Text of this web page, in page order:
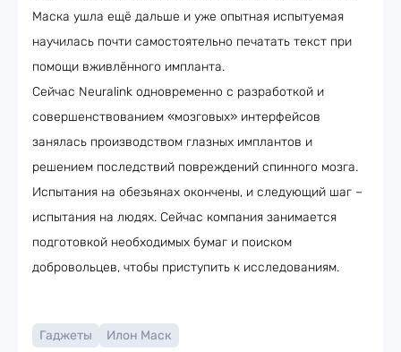
Маска ушла ещё дальше и уже опытная испытуемая
научилась почти самостоятельно печатать текст при
помощи вживлённого импланта.
Сейчас Neuralink одновременно с разработкой и
совершенствованием «мозговых» интерфейсов
занялась производством глазных имплантов и
решением последствий повреждений спинного мозга.
Испытания на обезьянах окончены, и следующий шаг –
испытания на людях. Сейчас компания занимается
подготовкой необходимых бумаг и поиском
добровольцев, чтобы приступить к исследованиям.
Гаджеты Илон Маск